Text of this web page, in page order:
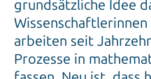
grundsätzliche Idee
arbeiten seit
Prozesse in